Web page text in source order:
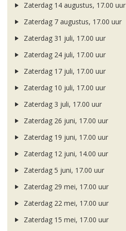
Zaterdag 14 augustus, 17.00 uur
Zaterdag 7 augustus, 17.00 uur
Zaterdag 31 juli, 17.00 uur
Zaterdag 24 juli, 17.00 uur
Zaterdag 17 juli, 17.00 uur
Zaterdag 10 juli, 17.00 uur
Zaterdag 3 juli, 17.00 uur
Zaterdag 26 juni, 17.00 uur
Zaterdag 19 juni, 17.00 uur
Zaterdag 12 juni, 14.00 uur
Zaterdag 5 juni, 17.00 uur
Zaterdag 29 mei, 17.00 uur
Zaterdag 22 mei, 17.00 uur
Zaterdag 15 mei, 17.00 uur